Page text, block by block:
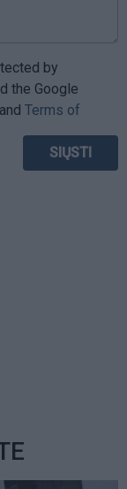
by
the Google
and Terms of